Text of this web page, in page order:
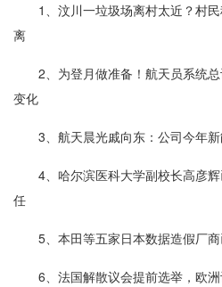
1、汶川一垃圾场离村太近？村
离
2、为登月做准备！航天员系统
变化
3、航天晨光戚向东：公司今年
4、哈尔滨医科大学副校长高彦
任
5、本田等五家日本数据造假厂
6、法国解散议会提前选举，欧